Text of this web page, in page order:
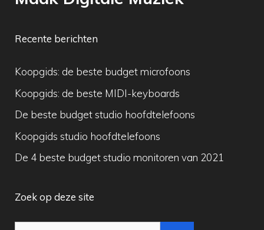
Recente berichten
Koopgids: de beste budget microfoons
Koopgids: de beste MIDI-keyboards
De beste budget studio hoofdtelefoons
Koopgids studio hoofdtelefoons
De 4 beste budget studio monitoren van 2021
Zoek op deze site